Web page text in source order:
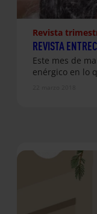
Revista
REVISTA
Este mes de
enérgico en lo